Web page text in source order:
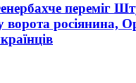
переміг
ворота росіянина,